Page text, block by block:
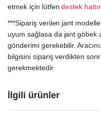
etmek için lütfendestek
***Sipariş verilen jant
uyum sağlasa da jant göbek
gönderimi gerekebilir.
bilgisini sipariş verdikten
gerekmektedir.
İlgili ürünler